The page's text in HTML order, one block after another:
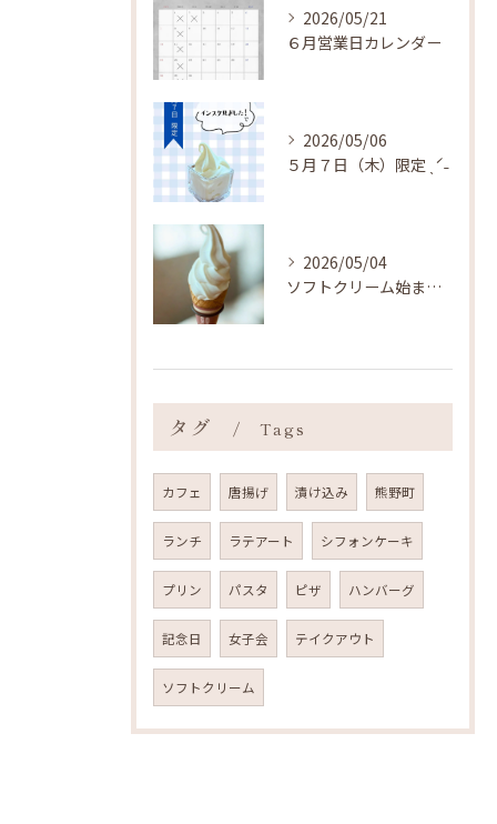
2026/05/21
６月営業日カレンダー
2026/05/06
５月７日（木）限定 ˎˊ˗
2026/05/04
ソフトクリーム始まりました ˎˊ˗
タグ Tags
カフェ 唐揚げ 漬け込み 熊野町
ランチ ラテアート シフォンケーキ
プリン パスタ ピザ ハンバーグ
記念日 女子会 テイクアウト
ソフトクリーム